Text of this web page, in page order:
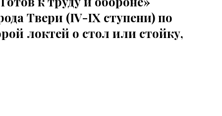
Твери (IV-IX ступени) по
локтей о стол или стойку,